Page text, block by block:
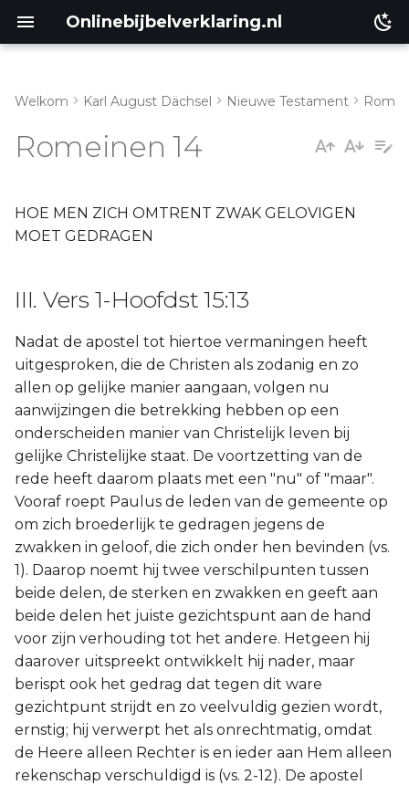
Onlinebijbelverklaring.nl
Éxodus
Numeri
Ruth
Prediker
Joël
Jona
Hábakuk
Welkom Karl August Dächsel Nieuwe Testament
Romeinen 14
HOE MEN ZICH OMTRENT ZWAK GELOVIGEN
MOET GEDRAGEN
III. Vers 1-Hoofdst 15:13
Nadat de apostel tot hiertoe vermaningen heeft
uitgesproken, die de Christen als zodanig en zo
allen op gelijke manier aangaan, volgen nu
aanwijzingen die betrekking hebben op een
onderscheiden manier van Christelijk leven bij
gelijke Christelijke staat. De voortzetting van de
rede heeft daarom plaats met een "nu" of "maar".
Vooraf roept Paulus de leden van de gemeente op
om zich broederlijk te gedragen jegens de
zwakken in geloof, die zich onder hen bevinden (vs.
1). Daarop noemt hij twee verschilpunten tussen
beide delen, de sterken en zwakken en geeft aan
beide delen het juiste gezichtspunt aan de hand
voor zijn verhouding tot het andere. Hetgeen hij
daarover uitspreekt ontwikkelt hij nader, maar
berispt ook het gedrag dat tegen dit ware
gezichtpunt strijdt en zo veelvuldig gezien wordt,
ernstig; hij verwerpt het als onrechtmatig, omdat
de Heere alleen Rechter is en ieder aan Hem alleen
rekenschap verschuldigd is (vs. 2-12). De apostel